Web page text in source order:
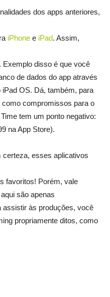
dos apps anteriores,
iPhone e iPad. Assim,
Exemplo disso é que você
de dados do app através
OS. Dá, também, para
compromissos para o
tem um ponto negativo:
na App Store).
esses aplicativos
favoritos! Porém, vale
são apenas
assistir às produções, você
propriamente ditos, como